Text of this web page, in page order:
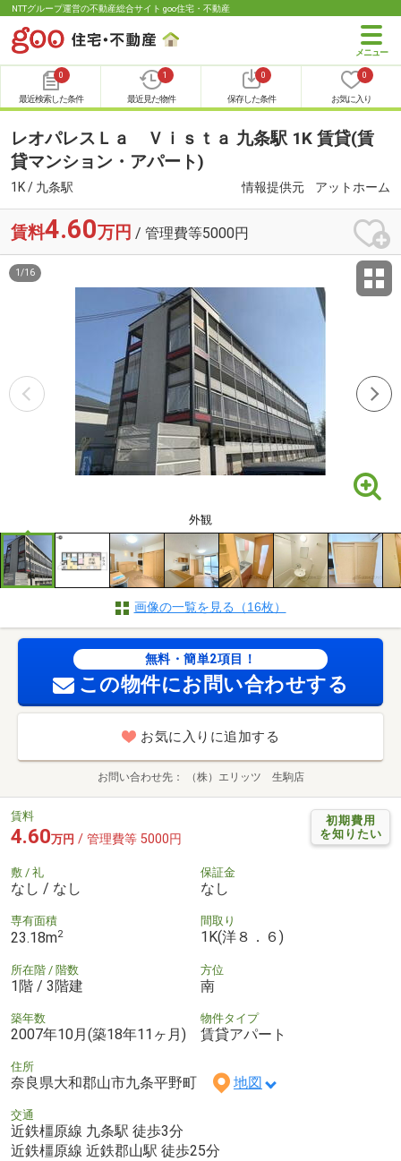
NTTグループ運営の不動産総合サイト goo住宅・不動産
0
最近検索した条件
1
最近見た物件
0
保存した条件
0
お気に入り
レオパレスＬａ Ｖｉｓｔａ 九条駅 1K 賃貸(賃
貸マンション・アパート)
1K / 九条駅 情報提供元 アットホーム
賃料4.60万円 / 管理費等5000円
外観
1 /16
画像の一覧を見る（16枚）
無料・簡単2項目！
この物件にお問い合わせする
お気に入りに追加する
お問い合わせ先 （株）エリッツ 生駒店
初期費用
を知りたい
賃料
4.60万円 / 管理費等 5000円
敷 / 礼
なし / なし
保証金
なし
専有面積
23.18m2
間取り
1K(洋８．６)
所在階 / 階数
1階 / 3階建
方位
南
築年数
2007年10月(築18年11ヶ月)
物件タイプ
賃貸アパート
住所
奈良県大和郡山市九条平野町 地図
交通
近鉄橿原線 九条駅 徒歩3分
近鉄橿原線 近鉄郡山駅 徒歩25分